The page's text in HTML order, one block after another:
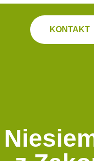
KONTAKT